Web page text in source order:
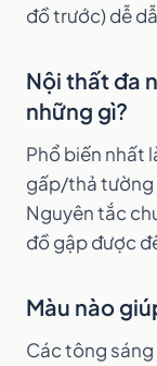
đồ trước) dễ
Nội thất đa
những gì?
Phổ biến nhất
gấp/thả tường
Nguyên tắc
đồ gập được
Màu nào
Các tông